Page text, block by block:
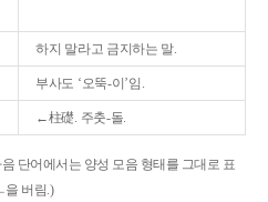
하지 말라고 금지하는 말.
부사도 ‘오뚝-이’임.
←柱礎. 주춧-돌.
단어에서는 양성 모음 형태를 그대로 표
을 버림.)